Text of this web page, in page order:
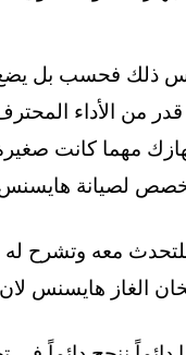
ذلك فحسب بل يضع
من الأداء
مهما كانت
لصيانة هايسنس
معه وتشرح
الغاز هايسنس